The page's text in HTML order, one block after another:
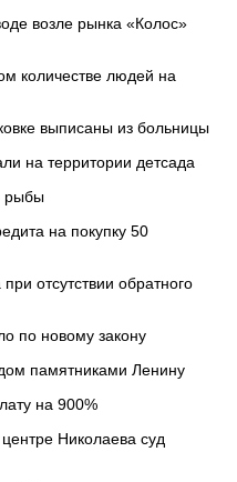
возле рынка «Колос»
количестве людей на
выписаны из больницы
на территории детсада
рыбы
на покупку 50
отсутствии обратного
по новому закону
памятниками Ленину
на 900%
Николаева суд